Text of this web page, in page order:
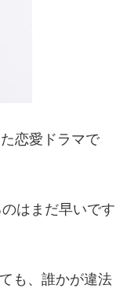
恋愛ドラマで
はまだ早いです
も、誰かが違法